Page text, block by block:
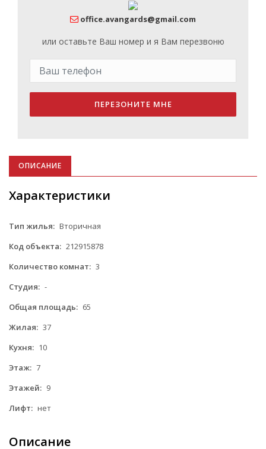
office.avangards@gmail.com
или оставьте Ваш номер и я Вам перезвоню
ПЕРЕЗОНИТЕ МНЕ
ОПИСАНИЕ
Характеристики
Тип жилья: Вторичная
Код объекта: 212915878
Количество комнат: 3
Студия: -
Общая площадь: 65
Жилая: 37
Кухня: 10
Этаж: 7
Этажей: 9
Лифт: нет
Описание